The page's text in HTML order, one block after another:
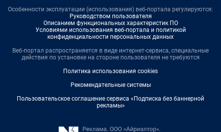
Особенности эксплуатации (использования) веб-портала регулируются:
Руководством пользователя
Описанием функциональных характеристик ПО
Условиями использования веб-портала и политикой
конфиденциальности персональных данных
Веб-портал распространяется в виде интернет-сервиса, специальные
действия по установке на стороне пользователя не требуются
Политика использования cookies
Рекомендательные системы
Пользовательское соглашение сервиса «Подписка без баннерной
рекламы»